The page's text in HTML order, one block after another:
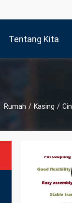
Tentang Kita
Rumah / Kasing /